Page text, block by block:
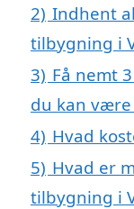
2) Indhent
tilbygning i
3) Få nemt
du kan
4) Hvad
5) Hvad er
tilbygning i